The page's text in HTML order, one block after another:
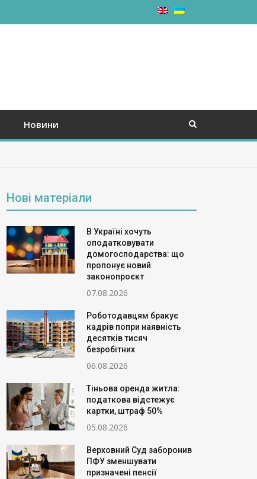
Новини
Нові матеріали
В Україні хочуть
оподатковувати
домогосподарства: що
пропонує новий
законопроєкт
07.08.2026
Роботодавцям бракує
кадрів попри наявність
десятків тисяч
безробітних
06.08.2026
Тіньова оренда житла:
податкова відстежує
картки, штраф 50%
05.08.2026
Верховний Суд заборонив
ПФУ зменшувати
призначені пенсії